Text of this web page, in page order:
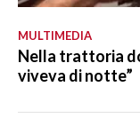
MULTIMEDIA
Nella trattoria
viveva di notte”